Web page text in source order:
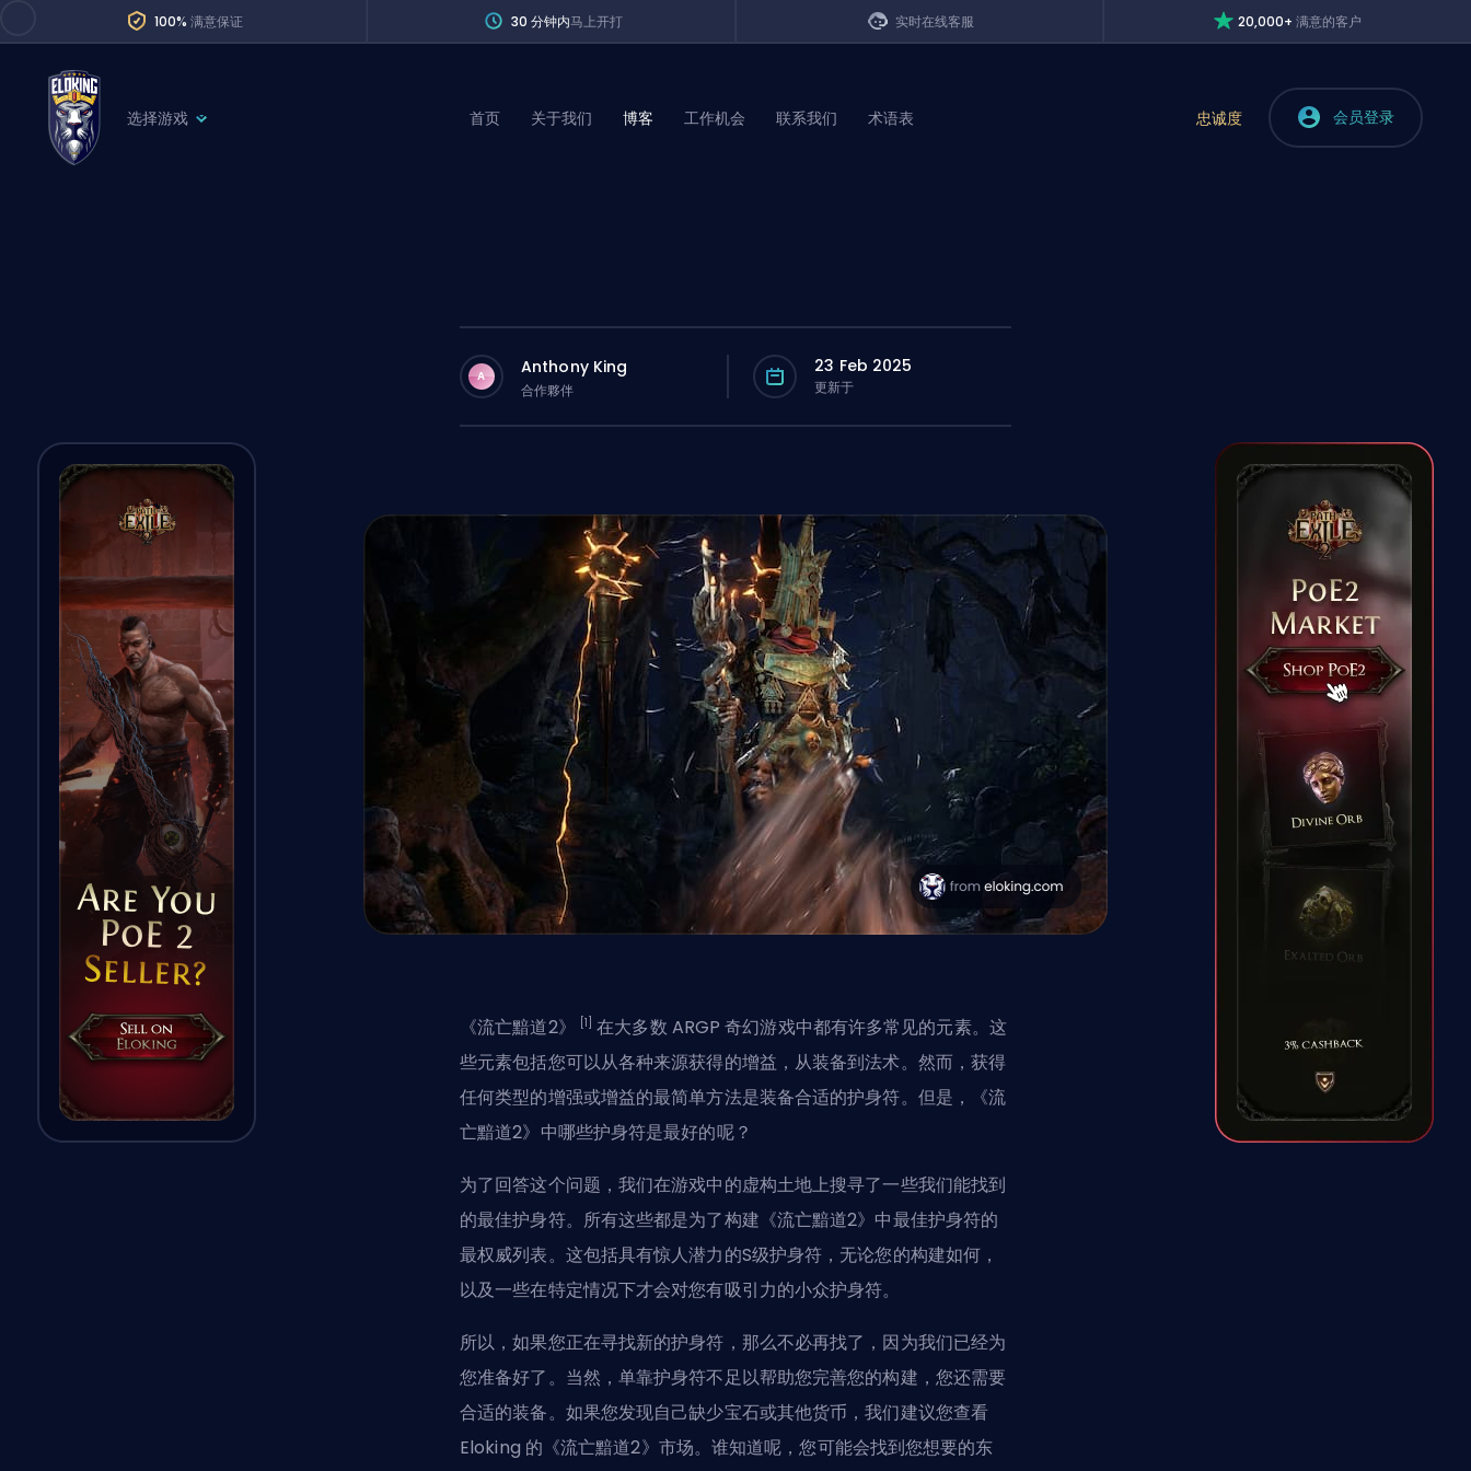
100% 满意保证 30 分钟内马上开打 实时在线客服 20,000+满意的客户
选择游戏
Path of Exile 2
首页 关于我们 博客 工作机会 联系我们 术语表 忠诚度 会员登录
A Anthony King
合作夥伴
23 Feb 2025
更新于
《流亡黯道2》 [1] 在大多数ARGP奇幻游戏中都有许多常见的元素。这
些元素包括您可以从各种来源获得的增益，从装备到法术。然而，获得
任何类型的增强或增益的最简单方法是装备合适的护身符。但是，《流
亡黯道2》中哪些护身符是最好的呢？
为了回答这个问题，我们在游戏中的虚构土地上搜寻了一些我们能找到
的最佳护身符。所有这些都是为了构建《流亡黯道2》中最佳护身符的
最权威列表。这包括具有惊人潜力的S级护身符，无论您的构建如何，
以及一些在特定情况下才会对您有吸引力的小众护身符。
所以，如果您正在寻找新的护身符，那么不必再找了，因为我们已经为
您准备好了。当然，单靠护身符不足以帮助您完善您的构建，您还需要
合适的装备。如果您发现自己缺少宝石或其他货币，我们建议您查看
Eloking 的《流亡黯道2》市场。谁知道呢，您可能会找到您想要的东